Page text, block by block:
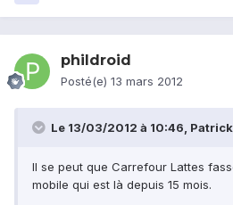
phildroid
Posté(e) 13 mars 2012
Le 13/03/2012 à 10:46,
Il se peut que Carrefour Lattes
mobile qui est là depuis 15 mois.